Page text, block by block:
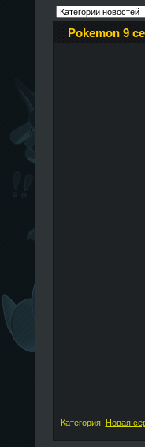
Pokemon 9
Категория: Новая